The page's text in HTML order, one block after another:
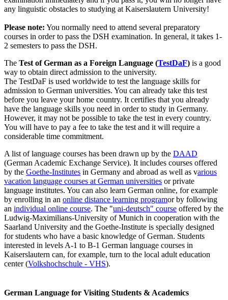
any linguistic obstacles to studying at Kaiserslautern University!
Please note: You normally need to attend several preparatory
courses in order to pass the DSH examination. In general, it takes 1-
2 semesters to pass the DSH.
The Test of German as a Foreign Language (TestDaF) is a good
way to obtain direct admission to the university.
The TestDaF is used worldwide to test the language skills for
admission to German universities. You can already take this test
before you leave your home country. It certifies that you already
have the language skills you need in order to study in Germany.
However, it may not be possible to take the test in every country.
You will have to pay a fee to take the test and it will require a
considerable time commitment.
A list of language courses has been drawn up by the DAAD
(German Academic Exchange Service). It includes courses offered
by the Goethe-Institutes in Germany and abroad as well as various
vacation language courses at German universities or private
language institutes. You can also learn German online, for example
by enrolling in an online distance learning programor by following
an individual online course. The "uni-deutsch" course offered by the
Ludwig-Maximilians-University of Munich in cooperation with the
Saarland University and the Goethe-Institute is specially designed
for students who have a basic knowledge of German. Students
interested in levels A-1 to B-1 German language courses in
Kaiserslautern can, for example, turn to the local adult education
center (Volkshochschule - VHS).
German Language for Visiting Students & Academics